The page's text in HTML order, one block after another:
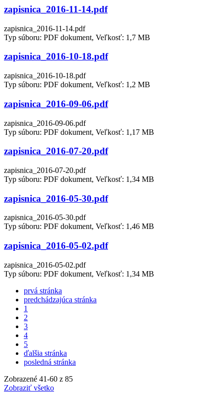
zapisnica_2016-11-14.pdf
zapisnica_2016-11-14.pdf
Typ súboru: PDF dokument, Veľkosť: 1,7 MB
zapisnica_2016-10-18.pdf
zapisnica_2016-10-18.pdf
Typ súboru: PDF dokument, Veľkosť: 1,2 MB
zapisnica_2016-09-06.pdf
zapisnica_2016-09-06.pdf
Typ súboru: PDF dokument, Veľkosť: 1,17 MB
zapisnica_2016-07-20.pdf
zapisnica_2016-07-20.pdf
Typ súboru: PDF dokument, Veľkosť: 1,34 MB
zapisnica_2016-05-30.pdf
zapisnica_2016-05-30.pdf
Typ súboru: PDF dokument, Veľkosť: 1,46 MB
zapisnica_2016-05-02.pdf
zapisnica_2016-05-02.pdf
Typ súboru: PDF dokument, Veľkosť: 1,34 MB
prvá stránka
predchádzajúca stránka
1
2
3
4
5
ďalšia stránka
posledná stránka
Zobrazené 41-60 z 85
Zobraziť všetko